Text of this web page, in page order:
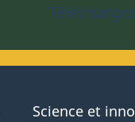
Science et